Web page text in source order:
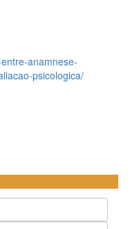
anamnese-
psicologica/